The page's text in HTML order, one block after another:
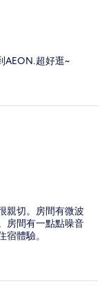
AEON.超好逛~
親切。房間有微波
房間有一點點噪音
宿體驗。